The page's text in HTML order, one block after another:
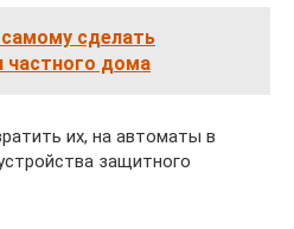
сделать
частного дома
их, на автоматы в
защитного